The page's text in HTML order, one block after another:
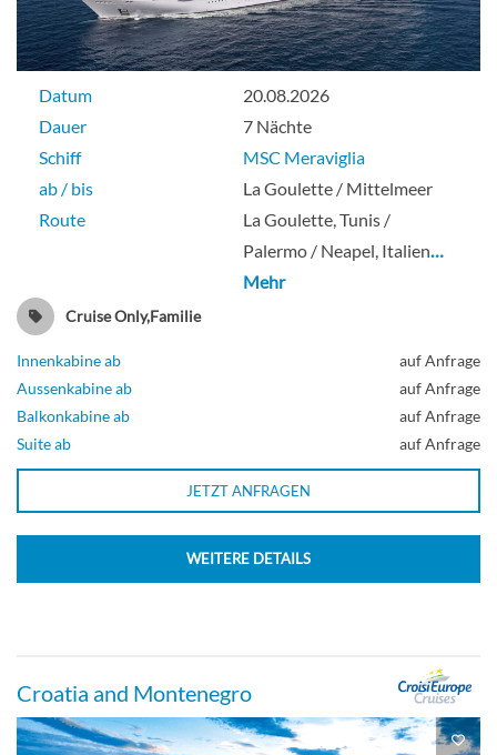
Datum
20.08.2026
Dauer
7 Nächte
Schiff
MSC Meraviglia
ab / bis
La Goulette / Mittelmeer
Route
La Goulette, Tunis /
Palermo / Neapel, Italien…
Mehr
Cruise Only,Familie
Innenkabine ab
auf Anfrage
Aussenkabine ab
auf Anfrage
Balkonkabine ab
auf Anfrage
Suite ab
auf Anfrage
JETZT ANFRAGEN
WEITERE DETAILS
Croatia and Montenegro